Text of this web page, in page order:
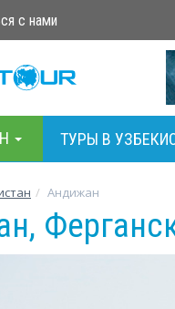
с нами
ТУРЫ В
Андижан